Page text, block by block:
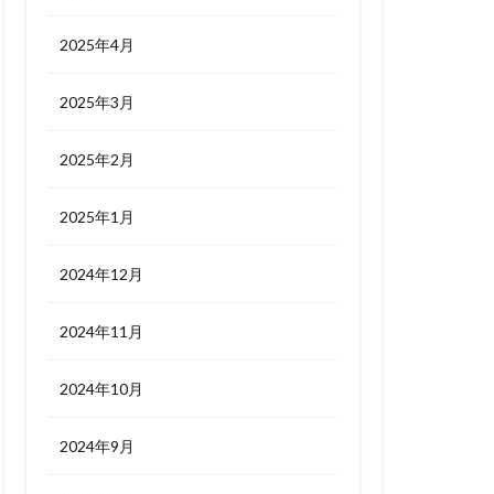
2025年4月
2025年3月
2025年2月
2025年1月
2024年12月
2024年11月
2024年10月
2024年9月